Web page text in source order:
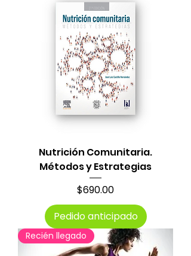
Nutrición Comunitaria.
Métodos y Estrategias
Precio
$690.00
Pedido anticipado
Recién llegado